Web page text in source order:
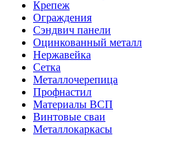
Крепеж
Ограждения
Сэндвич панели
Оцинкованный металл
Нержавейка
Сетка
Металлочерепица
Профнастил
Материалы ВСП
Винтовые сваи
Металлокаркасы